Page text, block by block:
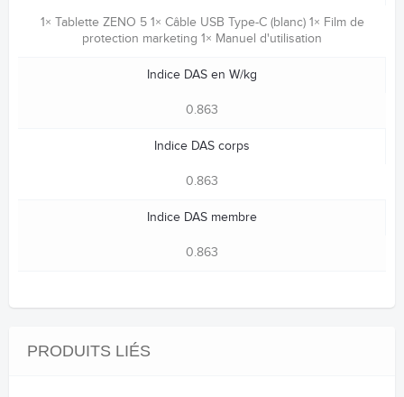
1× Tablette ZENO 5 1× Câble USB Type-C (blanc) 1× Film de
protection marketing 1× Manuel d'utilisation
Indice DAS en W/kg
0.863
Indice DAS corps
0.863
Indice DAS membre
0.863
PRODUITS LIÉS